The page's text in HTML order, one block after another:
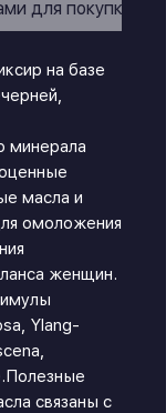
для покупки
на базе
минерала
масла и
омоложения
женщин.
Ylang-
связаны с